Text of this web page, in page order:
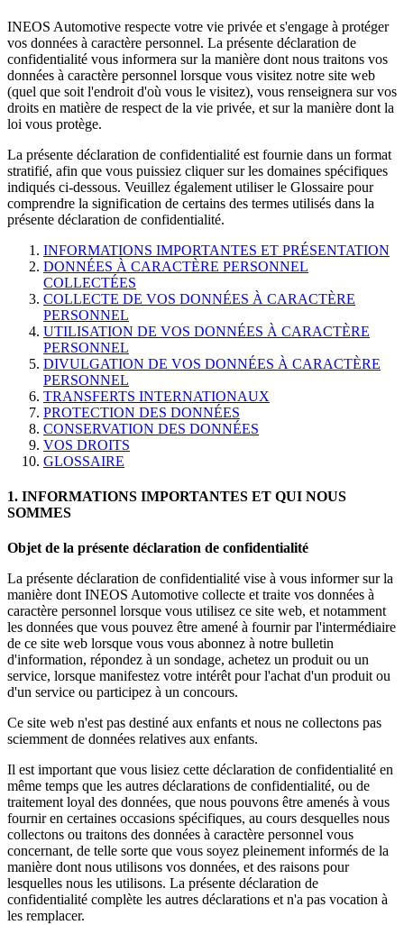
INEOS Automotive respecte votre vie privée et s'engage à protéger
vos données à caractère personnel. La présente déclaration de
confidentialité vous informera sur la manière dont nous traitons vos
données à caractère personnel lorsque vous visitez notre site web
(quel que soit l'endroit d'où vous le visitez), vous renseignera sur vos
droits en matière de respect de la vie privée, et sur la manière dont la
loi vous protège.
La présente déclaration de confidentialité est fournie dans un format
stratifié, afin que vous puissiez cliquer sur les domaines spécifiques
indiqués ci-dessous. Veuillez également utiliser le Glossaire pour
comprendre la signification de certains des termes utilisés dans la
présente déclaration de confidentialité.
INFORMATIONS IMPORTANTES ET PRÉSENTATION
DONNÉES À CARACTÈRE PERSONNEL
COLLECTÉES
COLLECTE DE VOS DONNÉES À CARACTÈRE
PERSONNEL
UTILISATION DE VOS DONNÉES À CARACTÈRE
PERSONNEL
DIVULGATION DE VOS DONNÉES À CARACTÈRE
PERSONNEL
TRANSFERTS INTERNATIONAUX
PROTECTION DES DONNÉES
CONSERVATION DES DONNÉES
VOS DROITS
GLOSSAIRE
1. INFORMATIONS IMPORTANTES ET QUI NOUS
SOMMES
Objet de la présente déclaration de confidentialité
La présente déclaration de confidentialité vise à vous informer sur la
manière dont INEOS Automotive collecte et traite vos données à
caractère personnel lorsque vous utilisez ce site web, et notamment
les données que vous pouvez être amené à fournir par l'intermédiaire
de ce site web lorsque vous vous abonnez à notre bulletin
d'information, répondez à un sondage, achetez un produit ou un
service, lorsque manifestez votre intérêt pour l'achat d'un produit ou
d'un service ou participez à un concours.
Ce site web n'est pas destiné aux enfants et nous ne collectons pas
sciemment de données relatives aux enfants.
Il est important que vous lisiez cette déclaration de confidentialité en
même temps que les autres déclarations de confidentialité, ou de
traitement loyal des données, que nous pouvons être amenés à vous
fournir en certaines occasions spécifiques, au cours desquelles nous
collectons ou traitons des données à caractère personnel vous
concernant, de telle sorte que vous soyez pleinement informés de la
manière dont nous utilisons vos données, et des raisons pour
lesquelles nous les utilisons. La présente déclaration de
confidentialité complète les autres déclarations et n'a pas vocation à
les remplacer.